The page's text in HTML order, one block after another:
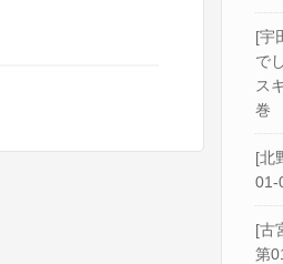
[宇
で
ス
巻
[北
01-
[古
第